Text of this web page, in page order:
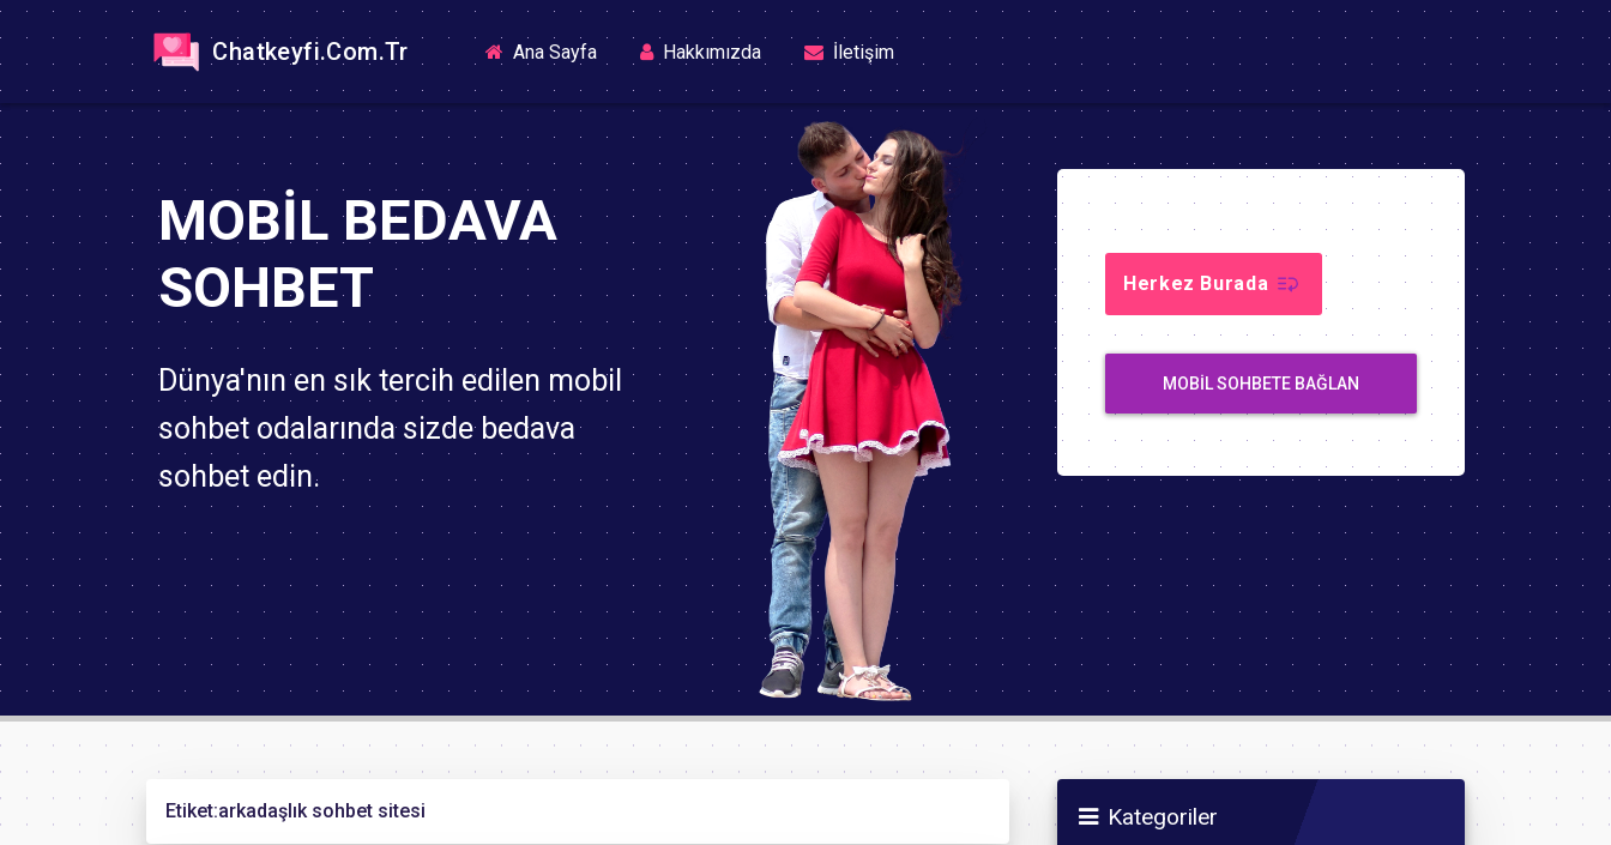
Chatkeyfi.Com.Tr Ana Sayfa(current)Hakkımızda İletişim
MOBIL BEDAVA
SOHBET
Dünya'nın en sık tercih edilen mobil
sohbet odalarında sizde bedava
sohbet edin.
Herkez Burada
MOBIL SOHBETE BAĞLAN
Etiket:arkadaşlık sohbet sitesi Kategoriler